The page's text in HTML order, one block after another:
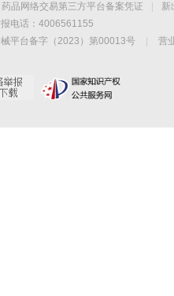
药品网络交易第三方平台备案凭证
新
电话：4006561155
平台备字（2023）第00013号 营